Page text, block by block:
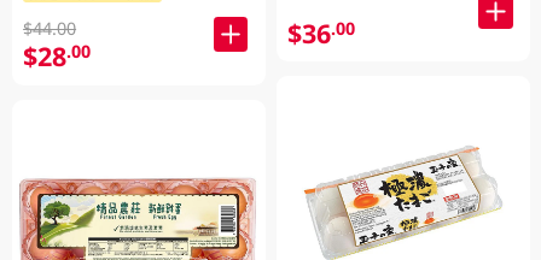
$44.00
$28.00
$36.00